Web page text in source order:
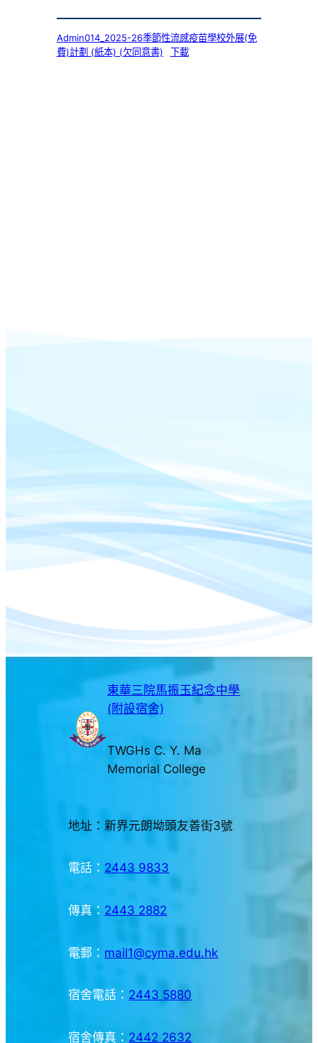
Admin014_2025-26季節性流感疫苗學校外展(免
費)計劃 (紙本) (欠同意書)
下載
東華三院馬振玉紀念中學
(附設宿舍)
TWGHs C. Y. Ma
Memorial College
地址：新界元朗坳頭友善街3號
電話： 2443 9833
傳真： 2443 2882
電郵： mail1@cyma.edu.hk
宿舍電話： 2443 5880
宿舍傳真： 2442 2632